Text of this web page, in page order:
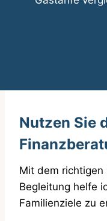
Nutzen Sie
Mit dem richtigen
Begleitung helfe
Familienziele zu